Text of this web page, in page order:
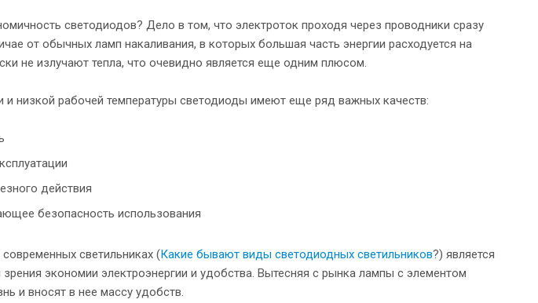
светодиодов? Дело в том, что электроток проходя через проводники сразу
от обычных ламп накаливания, в которых большая часть энергии расходуется на
не излучают тепла, что очевидно является еще одним плюсом.
низкой рабочей температуры светодиоды имеют еще ряд важных качеств:
действия
безопасность использования
светильниках (Какие бывают виды светодиодных светильников?) является
экономии электроэнергии и удобства. Вытесняя с рынка лампы с элементом
и вносят в нее массу удобств.